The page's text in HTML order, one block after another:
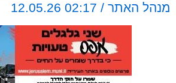
מנהל האתר / 02:17 12.05.26